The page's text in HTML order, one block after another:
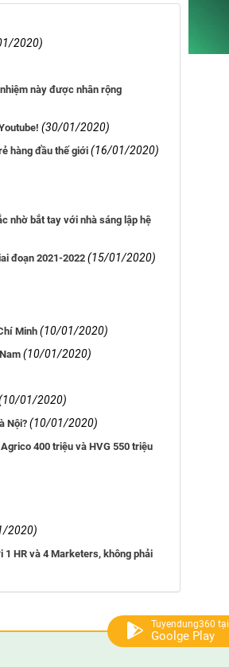
2020)
này được nhân rộng
(30/01/2020)
hàng đầu thế giới (16/01/2020)
nhờ bắt tay với nhà sáng lập hệ
đoạn 2021-2022 (15/01/2020)
Minh (10/01/2020)
(10/01/2020)
01/2020)
Nội? (10/01/2020)
400 triệu và HVG 550 triệu
2020)
HR và 4 Marketers, không phải
Tuyendung360 tại
Goolge Play